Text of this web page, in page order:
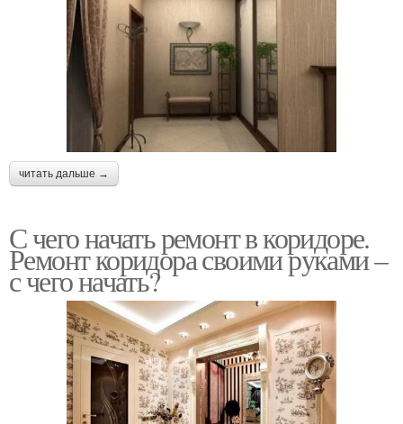
читать дальше →
С чего начать ремонт в коридоре.
Ремонт коридора своими руками –
с чего начать?